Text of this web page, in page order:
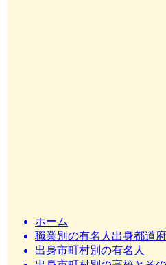
ホーム
職業別の有名人出身都道
出身市町村別の有名人